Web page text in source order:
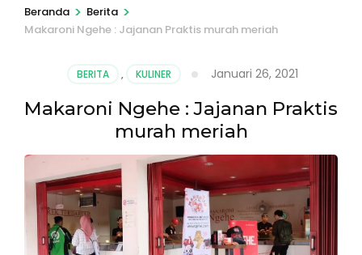
Beranda > Berita >
Makaroni Ngehe : Jajanan Praktis murah meriah
BERITA , KULINER Januari 26, 2021
Makaroni Ngehe : Jajanan Praktis
murah meriah